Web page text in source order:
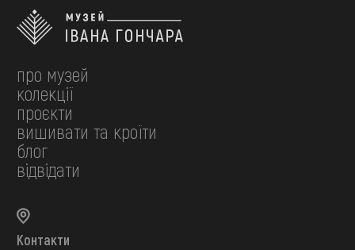
про музей
колекції
проєкти
вишивати та кроїти
блог
відвідати
Контакти